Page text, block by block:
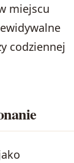
miejscu
codziennej